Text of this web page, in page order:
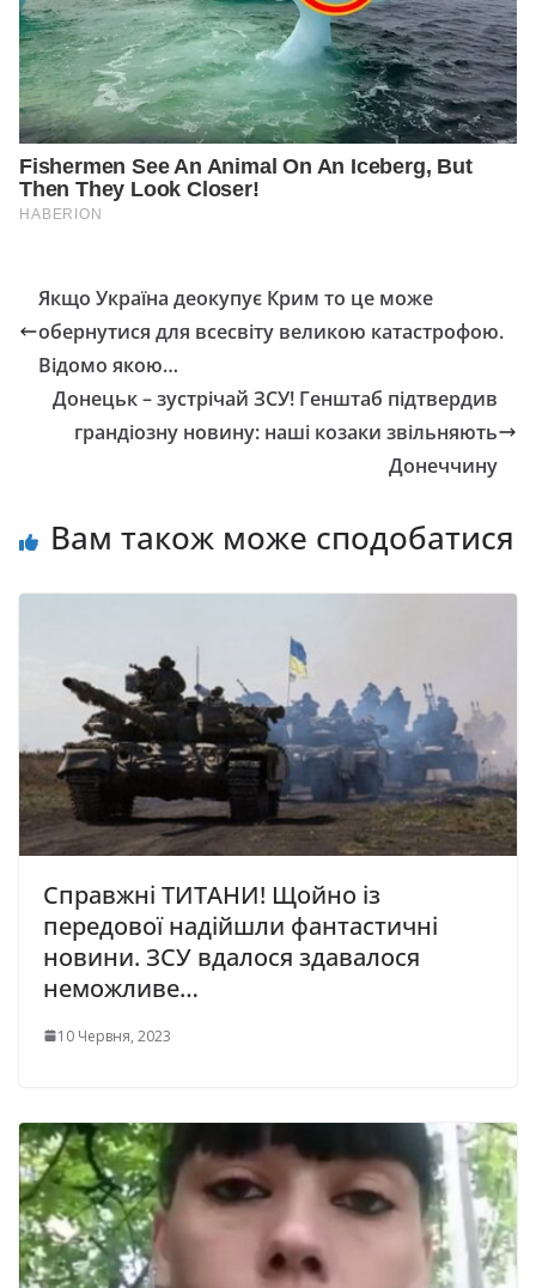
Якщо Україна деокупує Крим то це може
обернутися для всесвіту великою катастрофою.
Відомо якою…
Донецьк – зустрічай ЗСУ! Генштаб підтвердив
грандіозну новину: наші козаки звільняють
Донеччину
Вам також може сподобатися
Справжні ТИТАНИ! Щойно із
передової надійшли фантастичні
новини. ЗСУ вдалося здавалося
неможливе…
10 Червня, 2023